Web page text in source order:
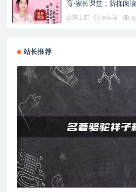
育-家长课堂；阶梯阅
众筹上新 3 年前
站长推荐